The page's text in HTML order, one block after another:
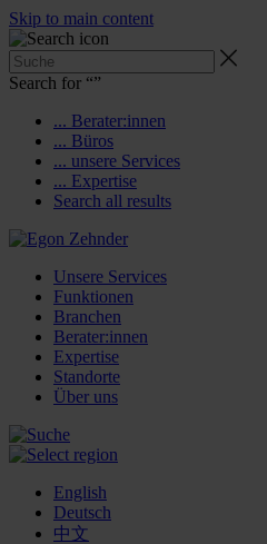
Skip to main content
Search for “”
... Berater:innen
... Büros
... unsere Services
... Expertise
Search all results
Unsere Services
Funktionen
Branchen
Berater:innen
Expertise
Standorte
Über uns
English
Deutsch
中文